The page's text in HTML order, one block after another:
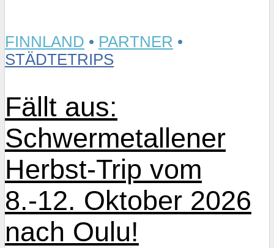
FINNLAND • PARTNER •
STÄDTETRIPS
Fällt aus:
Schwermetallener
Herbst-Trip vom
8.-12. Oktober 2026
nach Oulu!